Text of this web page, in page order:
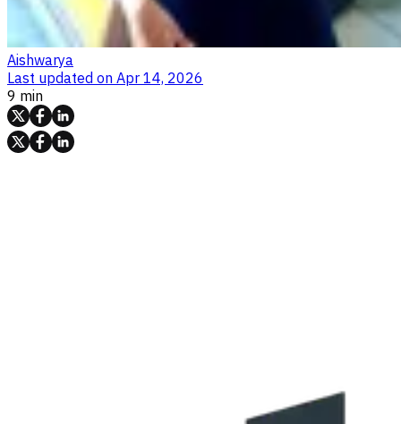
Aishwarya
Last updated on Apr 14, 2026
9 min